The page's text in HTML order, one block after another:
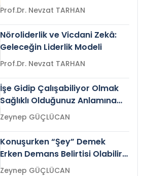
Prof.Dr. Nevzat TARHAN
Nöroliderlik ve Vicdani Zekâ:
Geleceğin Liderlik Modeli
Prof.Dr. Nevzat TARHAN
İşe Gidip Çalışabiliyor Olmak
Sağlıklı Olduğunuz Anlamına
Gelir mi?Zeynep GÜÇLÜCAN
Konuşurken “Şey” Demek
Erken Demans Belirtisi Olabilir
mi?
Zeynep GÜÇLÜCAN